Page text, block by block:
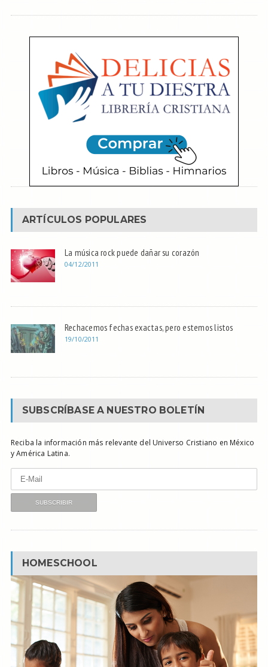
ARTÍCULOS POPULARES
La música rock puede dañar su corazón
04/12/2011
Rechacemos fechas exactas, pero estemos listos
19/10/2011
SUBSCRÍBASE A NUESTRO BOLETÍN
Reciba la información más relevante del Universo Cristiano en México
y América Latina.
HOMESCHOOL